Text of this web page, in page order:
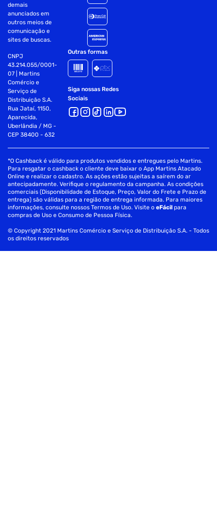
demais
anunciados em
outros meios de
comunicação e
sites de buscas.
CNPJ
43.214.055/0001-
07 | Martins
Comércio e
Serviço de
Distribuição S.A.
Rua Jataí, 1150,
Aparecida,
Uberlândia / MG -
CEP 38400 - 632
Outras formas
Siga nossas Redes
Sociais
*O Cashback é válido para produtos vendidos e entregues pelo Martins.
Para resgatar o cashback o cliente deve baixar o App Martins Atacado
Online e realizar o cadastro. As ações estão sujeitas a saírem do ar
antecipadamente. Verifique o regulamento da campanha. As condições
comerciais (Disponibilidade de Estoque, Preço, Valor do Frete e Prazo de
entrega) são válidas para a região de entrega informada. Para maiores
informações, consulte nossos Termos de Uso. Visite oeFácil para
compras de Uso e Consumo de Pessoa Física.
© Copyright 2021 Martins Comércio e Serviço de Distribuição S.A. - Todos
os direitos reservados